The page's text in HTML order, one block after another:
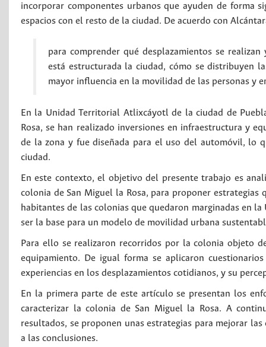
incorporar componentes urbanos que ayuden de forma
espacios con el resto de la ciudad. De acuerdo con
para comprender qué desplazamientos se
está estructurada la ciudad, cómo se distribuyen
mayor influencia en la movilidad de las personas y
En la Unidad Territorial Atlixcáyotl de la ciudad de
Rosa, se han realizado inversiones en infraestructura y
de la zona y fue diseñada para el uso del automóvil, lo
ciudad.
En este contexto, el objetivo del presente trabajo es
colonia de San Miguel la Rosa, para proponer
habitantes de las colonias que quedaron marginadas en
ser la base para un modelo de movilidad urbana
Para ello se realizaron recorridos por la colonia objeto
equipamiento. De igual forma se aplicaron
experiencias en los desplazamientos cotidianos, y su
En la primera parte de este artículo se presentan los
caracterizar la colonia de San Miguel la Rosa. A
resultados, se proponen unas estrategias para mejorar
a las conclusiones.